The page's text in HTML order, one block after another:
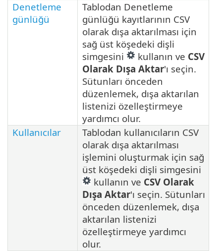
Denetleme
günlüğü
Tablodan Denetleme
günlüğü kayıtlarının CSV
olarak dışa aktarılması için
sağ üst köşedeki dişli
simgesini
kullanın ve CSV
Olarak Dışa Aktar'ı seçin.
Sütunları önceden
düzenlemek, dışa aktarılan
listenizi özelleştirmeye
yardımcı olur.
Kullanıcılar
Tablodan kullanıcıların CSV
olarak dışa aktarılması
işlemini oluşturmak için sağ
üst köşedeki dişli simgesini
kullanın ve CSV Olarak
Dışa Aktar'ı seçin. Sütunları
önceden düzenlemek, dışa
aktarılan listenizi
özelleştirmeye yardımcı
olur.